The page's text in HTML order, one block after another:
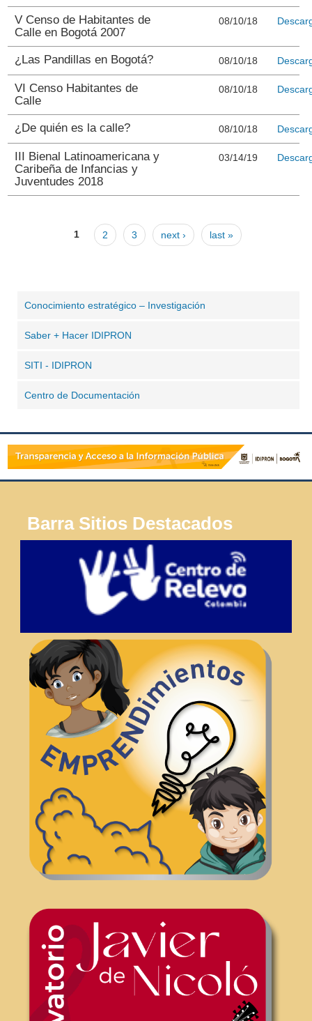
V Censo de Habitantes de
Calle en Bogotá 2007
08/10/18
¿Las Pandillas en Bogotá? 08/10/18
VI Censo Habitantes de
Calle
08/10/18
¿De quién es la calle? 08/10/18
III Bienal Latinoamericana y
Caribeña de Infancias y
Juventudes 2018
03/14/19
1 2 3 next › last »
Conocimiento estratégico – Investigación
Saber + Hacer IDIPRON
SITI - IDIPRON
Centro de Documentación
Barra Sitios Destacados